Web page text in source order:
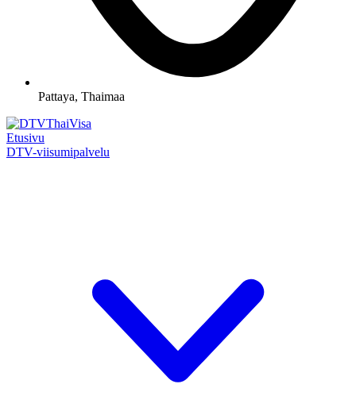
Pattaya, Thaimaa
Etusivu
DTV-viisumipalvelu